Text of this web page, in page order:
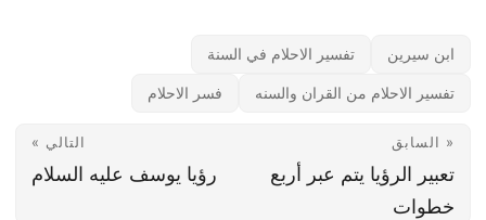
ابن سيرين تفسير الاحلام في السنة
تفسير الاحلام من القران والسنه فسر الاحلام
« السابق
تعبير الرؤيا يتم عبر أربع
خطوات
التالي »
رؤيا يوسف عليه السلام